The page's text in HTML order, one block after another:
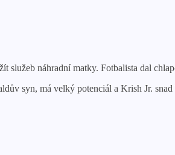
služeb náhradní matky. Fotbalista dal
syn, má velký potenciál a Krish Jr.